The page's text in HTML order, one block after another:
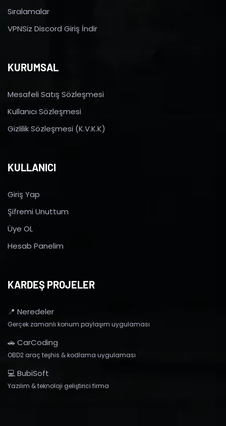
Sıralamalar
VPNSiz Discord Giriş İndir
KURUMSAL
Mesafeli Satış Sözleşmesi
Kullanıcı Sözleşmesi
Gizlilik Sözleşmesi (K.V.K.K)
KULLANICI
Giriş Yap
Şifremi Unuttum
Üye OL
Hesab Panelim
KARDEŞ PROJELER
📍 Neredeler
Gerçek zamanlı konum paylaşım uygulaması
🚗 CarCoding
OBD2 araç teşhis & kodlama uygulaması
💻 BubiSoft
Yazılım & teknoloji geliştirici firma